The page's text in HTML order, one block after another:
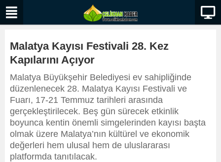
Malatya Kayısı Festivali 28. Kez
Kapılarını Açıyor
Malatya Büyükşehir Belediyesi ev sahipliğinde
düzenlenecek 28. Malatya Kayısı Festivali ve
Fuarı, 17-21 Temmuz tarihleri arasında
gerçekleştirilecek. Beş gün sürecek etkinlik
boyunca kentin önemli simgelerinden kayısı başta
olmak üzere Malatya’nın kültürel ve ekonomik
değerleri hem ulusal hem de uluslararası
platformda tanıtılacak.